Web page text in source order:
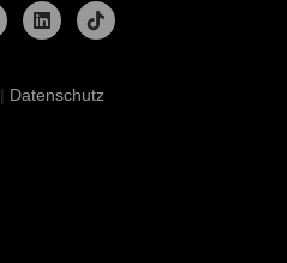
| Datenschutz